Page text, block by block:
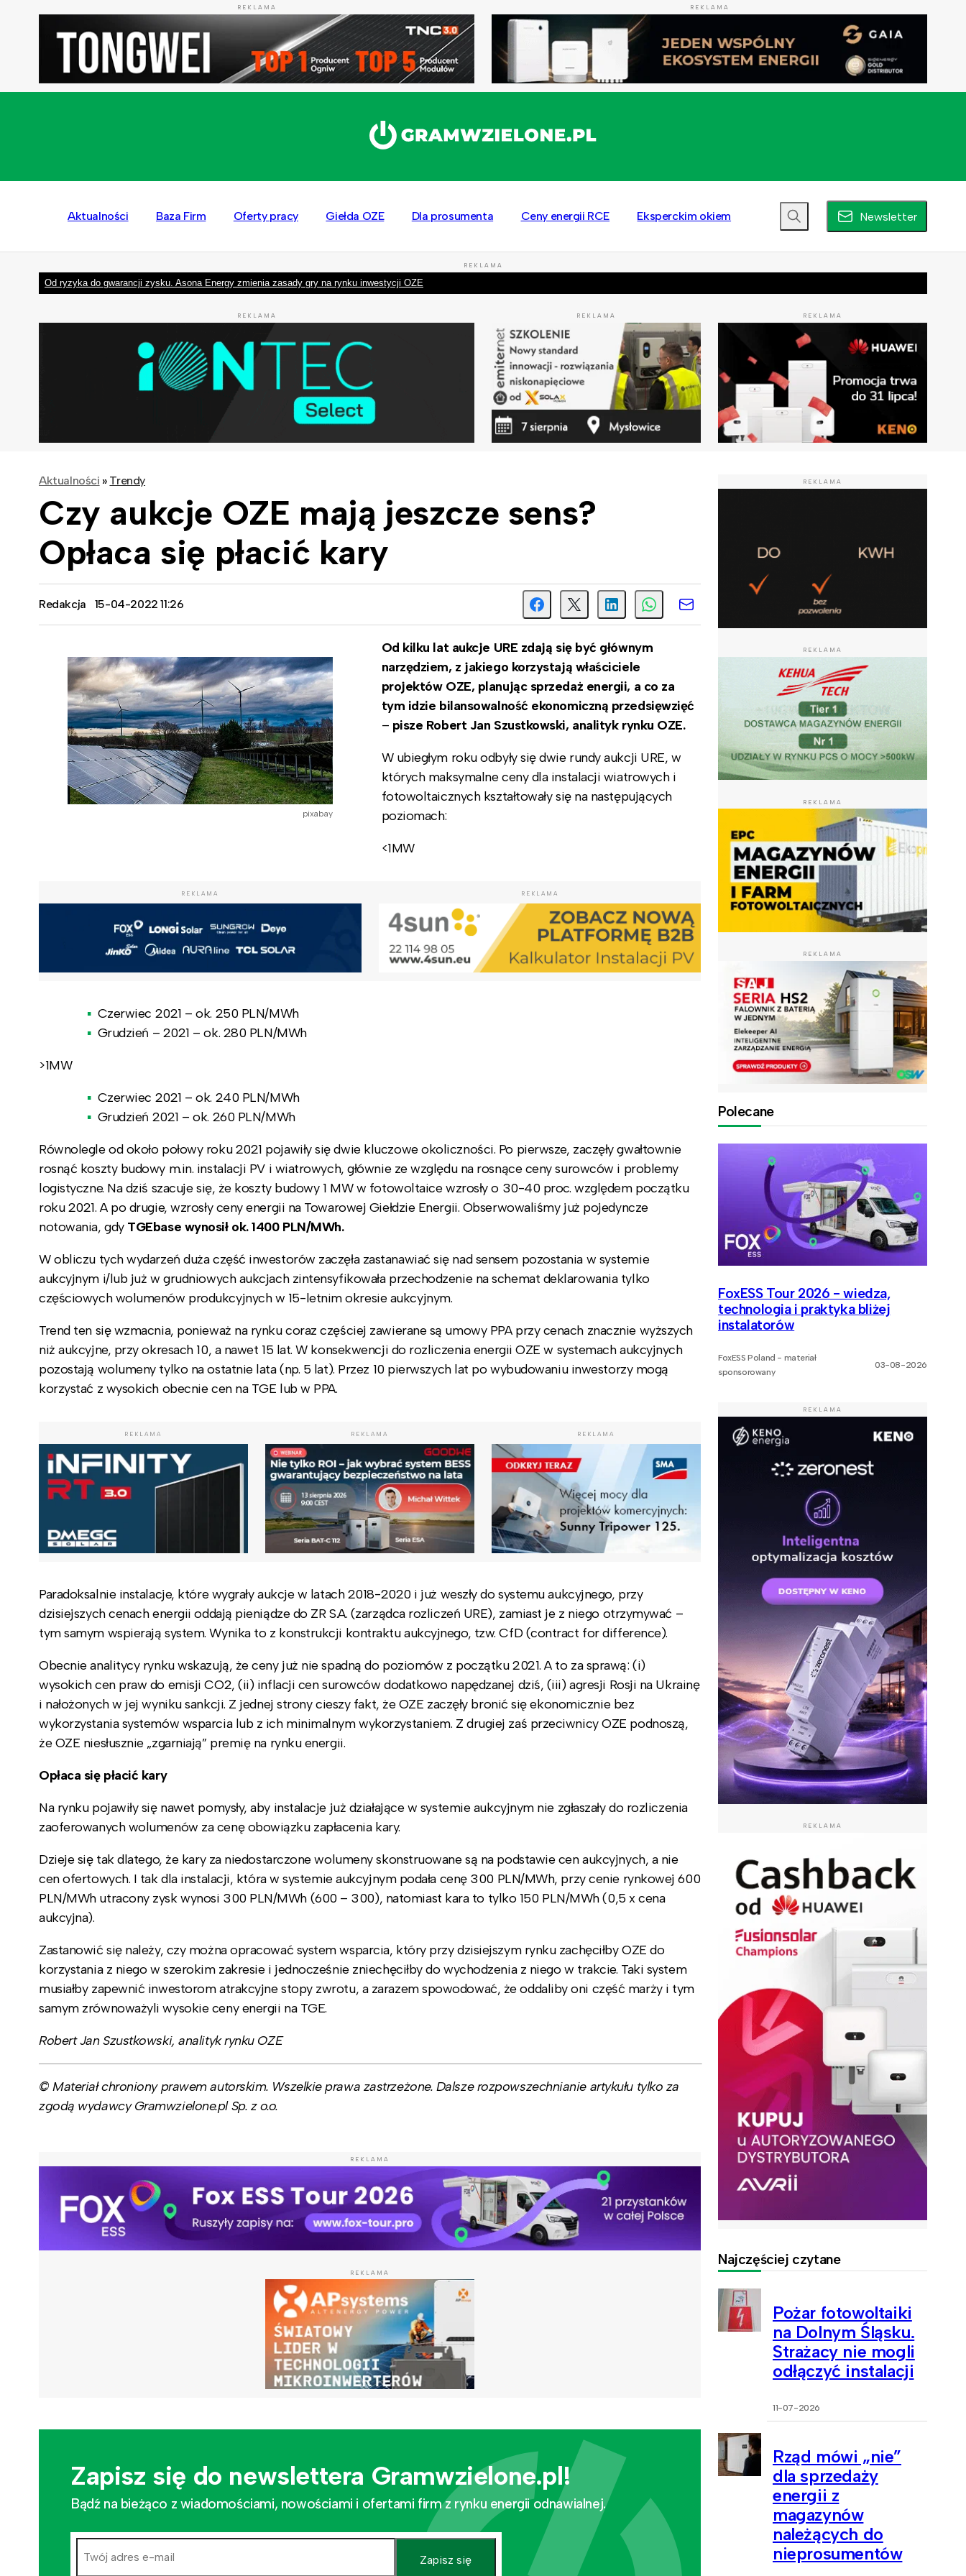
REKLAMA REKLAMA
Aktualności Baza Firm Oferty pracy Giełda OZE Dla prosumenta Ceny energii RCE Eksperckim okiem Newsletter
REKLAMA
Od ryzyka do gwarancji zysku. Asona Energy zmienia zasady gry na rynku inwestycji OZE
REKLAMA REKLAMA REKLAMA
Aktualności » Trendy
Czy aukcje OZE mają jeszcze sens?
Opłaca się płacić kary
Redakcja 15-04-2022 11:26
pixabay
Od kilku lat aukcje URE zdają się być głównym
narzędziem, z jakiego korzystają właściciele
projektów OZE, planując sprzedaż energii, a co za
tym idzie bilansowalność ekonomiczną przedsięwzięć
– pisze Robert Jan Szustkowski, analityk rynku OZE.
W ubiegłym roku odbyły się dwie rundy aukcji URE, w
których maksymalne ceny dla instalacji wiatrowych i
fotowoltaicznych kształtowały się na następujących
poziomach:
<1MW
REKLAMA REKLAMA
Czerwiec 2021 – ok. 250 PLN/MWh
Grudzień – 2021 – ok. 280 PLN/MWh
>1MW
Czerwiec 2021 – ok. 240 PLN/MWh
Grudzień 2021 – ok. 260 PLN/MWh
Równolegle od około połowy roku 2021 pojawiły się dwie kluczowe okoliczności. Po pierwsze, zaczęły gwałtownie
rosnąć koszty budowy m.in. instalacji PV i wiatrowych, głównie ze względu na rosnące ceny surowców i problemy
logistyczne. Na dziś szacuje się, że koszty budowy 1 MW w fotowoltaice wzrosły o 30-40 proc. względem początku
roku 2021. A po drugie, wzrosły ceny energii na Towarowej Giełdzie Energii. Obserwowaliśmy już pojedyncze
notowania, gdy TGEbase wynosił ok. 1400 PLN/MWh.
W obliczu tych wydarzeń duża część inwestorów zaczęła zastanawiać się nad sensem pozostania w systemie
aukcyjnym i/lub już w grudniowych aukcjach zintensyfikowała przechodzenie na schemat deklarowania tylko
częściowych wolumenów produkcyjnych w 15-letnim okresie aukcyjnym.
Trend ten się wzmacnia, ponieważ na rynku coraz częściej zawierane są umowy PPA przy cenach znacznie wyższych
niż aukcyjne, przy okresach 10, a nawet 15 lat. W konsekwencji do rozliczenia energii OZE w systemach aukcyjnych
pozostają wolumeny tylko na ostatnie lata (np. 5 lat). Przez 10 pierwszych lat po wybudowaniu inwestorzy mogą
korzystać z wysokich obecnie cen na TGE lub w PPA.
REKLAMA REKLAMA REKLAMA
Paradoksalnie instalacje, które wygrały aukcje w latach 2018-2020 i już weszły do systemu aukcyjnego, przy
dzisiejszych cenach energii oddają pieniądze do ZR S.A. (zarządca rozliczeń URE), zamiast je z niego otrzymywać –
tym samym wspierają system. Wynika to z konstrukcji kontraktu aukcyjnego, tzw. CfD (contract for difference).
Obecnie analitycy rynku wskazują, że ceny już nie spadną do poziomów z początku 2021. A to za sprawą: (i)
wysokich cen praw do emisji CO2, (ii) inflacji cen surowców dodatkowo napędzanej dziś, (iii) agresji Rosji na Ukrainę
i nałożonych w jej wyniku sankcji. Z jednej strony cieszy fakt, że OZE zaczęły bronić się ekonomicznie bez
wykorzystania systemów wsparcia lub z ich minimalnym wykorzystaniem. Z drugiej zaś przeciwnicy OZE podnoszą,
że OZE niesłusznie „zgarniają” premię na rynku energii.
Opłaca się płacić kary
Na rynku pojawiły się nawet pomysły, aby instalacje już działające w systemie aukcyjnym nie zgłaszały do rozliczenia
zaoferowanych wolumenów za cenę obowiązku zapłacenia kary.
Dzieje się tak dlatego, że kary za niedostarczone wolumeny skonstruowane są na podstawie cen aukcyjnych, a nie
cen ofertowych. I tak dla instalacji, która w systemie aukcyjnym podała cenę 300 PLN/MWh, przy cenie rynkowej 600
PLN/MWh utracony zysk wynosi 300 PLN/MWh (600 – 300), natomiast kara to tylko 150 PLN/MWh (0,5 x cena
aukcyjna).
Zastanowić się należy, czy można opracować system wsparcia, który przy dzisiejszym rynku zachęciłby OZE do
korzystania z niego w szerokim zakresie i jednocześnie zniechęciłby do wychodzenia z niego w trakcie. Taki system
musiałby zapewnić inwestorom atrakcyjne stopy zwrotu, a zarazem spowodować, że oddaliby oni część marży i tym
samym zrównoważyli wysokie ceny energii na TGE.
Robert Jan Szustkowski, analityk rynku OZE
© Materiał chroniony prawem autorskim. Wszelkie prawa zastrzeżone. Dalsze rozpowszechnianie artykułu tylko za
zgodą wydawcy Gramwzielone.pl Sp. z o.o.
REKLAMA
REKLAMA
Zapisz się do newslettera Gramwzielone.pl!
Bądź na bieżąco z wiadomościami, nowościami i ofertami firm z rynku energii odnawialnej.
Zapisz się
REKLAMA
REKLAMA
REKLAMA
REKLAMA
Polecane
FoxESS Tour 2026 - wiedza,
technologia i praktyka bliżej
instalatorów
FoxESS Poland - materiał
sponsorowany
03-08-2026
REKLAMA
REKLAMA
Najczęściej czytane
Pożar fotowoltaiki
na Dolnym Śląsku.
Strażacy nie mogli
odłączyć instalacji
11-07-2026
Rząd mówi „nie”
dla sprzedaży
energii z
magazynów
należących do
nieprosumentów